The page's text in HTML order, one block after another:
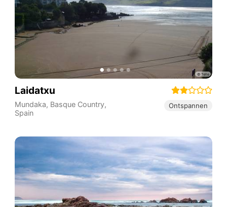
Laidatxu
Mundaka, Basque Country,
Spain
Ontspannen